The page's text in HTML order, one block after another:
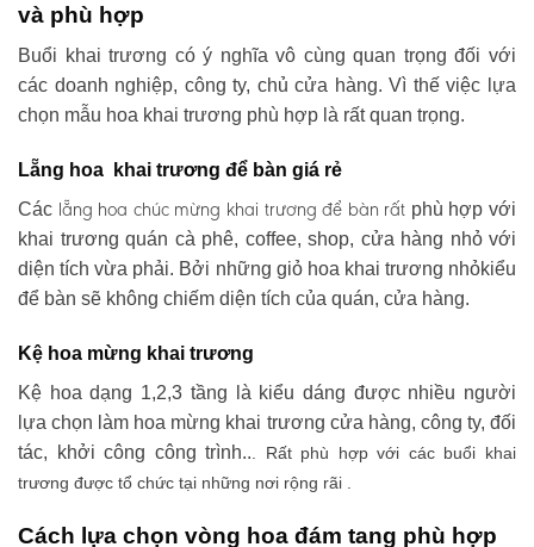
và phù hợp
Buổi khai trương có ý nghĩa vô cùng quan trọng đối với
các doanh nghiệp, công ty, chủ cửa hàng. Vì thế việc lựa
chọn mẫu hoa khai trương phù hợp là rất quan trọng.
Lẵng hoa khai trương để bàn giá rẻ
Các lẵng hoa chúc mừng khai trương để bàn rất phù hợp với
khai trương quán cà phê, coffee, shop, cửa hàng nhỏ với
diện tích vừa phải. Bởi những giỏ hoa khai trương nhỏkiểu
để bàn sẽ không chiếm diện tích của quán, cửa hàng.
Kệ hoa mừng khai trương
Kệ hoa dạng 1,2,3 tầng là kiểu dáng được nhiều người
lựa chọn làm hoa mừng khai trương cửa hàng, công ty, đối
tác, khởi công công trình.. . Rất phù hợp với các buổi khai
trương được tổ chức tại những nơi rộng rãi .
Cách lựa chọn vòng hoa đám tang phù hợp